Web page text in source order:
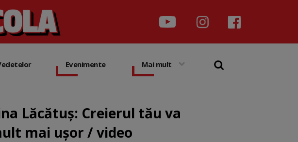
Evenimente Mai mult
Lăcătuș: Creierul tău va
mai ușor / video